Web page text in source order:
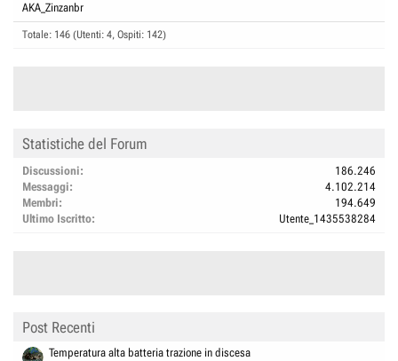
AKA_Zinzanbr
Totale: 146 (Utenti: 4, Ospiti: 142)
Statistiche del Forum
Discussioni
186.246
Messaggi
4.102.214
Membri
194.649
Ultimo Iscritto
Utente_1435538284
Post Recenti
Temperatura alta batteria trazione in discesa